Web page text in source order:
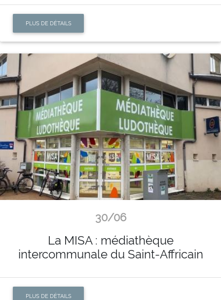
PLUS DE DÉTAILS
30/06
La MISA : médiathèque
intercommunale du Saint-Affricain
PLUS DE DÉTAILS